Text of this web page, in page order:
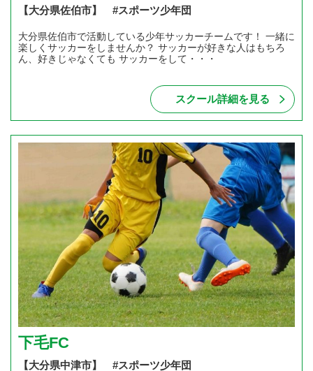
【大分県佐伯市】 #スポーツ少年団
大分県佐伯市で活動している少年サッカーチームです！ 一緒に
楽しくサッカーをしませんか？ サッカーが好きな人はもちろ
ん、好きじゃなくても サッカーをして・・・
スクール詳細を見る
下毛FC
【大分県中津市】 #スポーツ少年団